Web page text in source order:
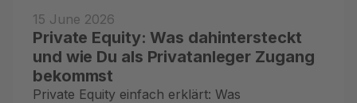
15 June 2026
Private Equity: Was dahintersteckt
und wie Du als Privatanleger Zugang
bekommst
Private Equity einfach erklärt: Was